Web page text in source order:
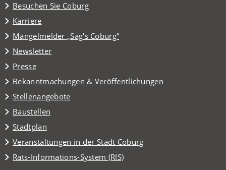
Besuchen Sie Coburg
(Öffnet
in
einem
neuen
Tab)
Karriere
Mängelmelder „Sag's Coburg“
(Öffnet
in
einem
neuen
Tab)
Newsletter
Presse
Bekanntmachungen & Veröffentlichungen
Stellenangebote
Baustellen
Stadtplan
(Öffnet
in
einem
neuen
Veranstaltungen in der Stadt Coburg
(Öffnet
in
einem
Rats-Informations-System (RIS)
(Öffnet